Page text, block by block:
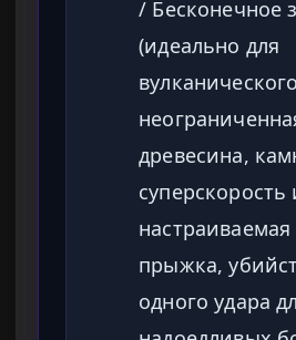
/ Бесконечное
(идеально для
древесина,
суперскорость
прыжка,
одного удара